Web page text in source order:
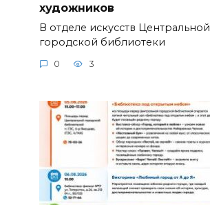
художников
В отделе искусств Центральной
городской библиотеки
0 3